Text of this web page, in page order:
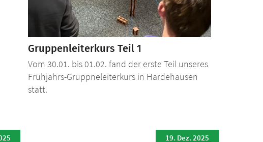
Gruppenleiterkurs Teil 1
Vom 30.01. bis 01.02. fand der erste Teil unseres
Frühjahrs-Gruppneleiterkurs in Hardehausen
statt.
19. Dez. 2025